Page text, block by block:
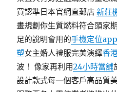
買認準日本官網直郵店新莊
畫規劃你生質燃料符合頭家
足的說明會用的手機定位
塑女主婚人禮服完美演繹香
波！ 像家再利用24小時當舖
設計款式每一個客戶高品質